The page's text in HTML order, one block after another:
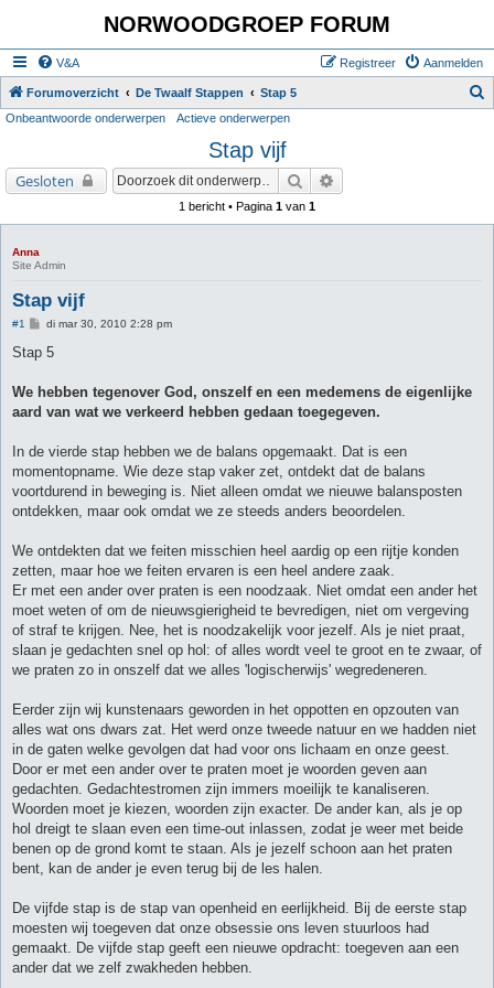
NORWOODGROEP FORUM
V&A Aanmelden
Registreer
Forumoverzicht De Twaalf Stappen Stap 5
Onbeantwoorde onderwerpen Actieve onderwerpen
Stap vijf
Gesloten Zoek
1 bericht • Pagina 1 van 1
Anna
Site Admin
Stap vijf
#1
B
r
h
di mar 30, 2010 2:28 pm
Stap 5
We hebben tegenover God, onszelf en een medemens de eigenlijke
aard van wat we verkeerd hebben gedaan toegegeven.
In de vierde stap hebben we de balans opgemaakt. Dat is een
momentopname. Wie deze stap vaker zet, ontdekt dat de balans
voortdurend in beweging is. Niet alleen omdat we nieuwe balansposten
ontdekken, maar ook omdat we ze steeds anders beoordelen.
We ontdekten dat we feiten misschien heel aardig op een rijtje konden
zetten, maar hoe we feiten ervaren is een heel andere zaak.
Er met een ander over praten is een noodzaak. Niet omdat een ander het
moet weten of om de nieuwsgierigheid te bevredigen, niet om vergeving
of straf te krijgen. Nee, het is noodzakelijk voor jezelf. Als je niet praat,
slaan je gedachten snel op hol: of alles wordt veel te groot en te zwaar, of
we praten zo in onszelf dat we alles 'logischerwijs' wegredeneren.
Eerder zijn wij kunstenaars geworden in het oppotten en opzouten van
alles wat ons dwars zat. Het werd onze tweede natuur en we hadden niet
in de gaten welke gevolgen dat had voor ons lichaam en onze geest.
Door er met een ander over te praten moet je woorden geven aan
gedachten. Gedachtestromen zijn immers moeilijk te kanaliseren.
Woorden moet je kiezen, woorden zijn exacter. De ander kan, als je op
hol dreigt te slaan even een time-out inlassen, zodat je weer met beide
benen op de grond komt te staan. Als je jezelf schoon aan het praten
bent, kan de ander je even terug bij de les halen.
De vijfde stap is de stap van openheid en eerlijkheid. Bij de eerste stap
moesten wij toegeven dat onze obsessie ons leven stuurloos had
gemaakt. De vijfde stap geeft een nieuwe opdracht: toegeven aan een
ander dat we zelf zwakheden hebben.